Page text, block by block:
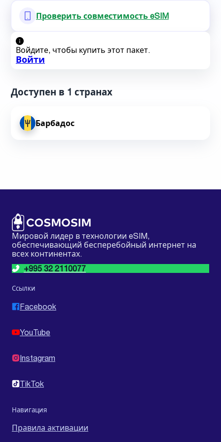
Проверить совместимость eSIM
Войдите, чтобы купить этот пакет.
Войти
Доступен в 1 странах
Барбадос
Мировой лидер в технологии eSIM,
обеспечивающий бесперебойный интернет на
всех континентах.
+995 32 2110077
Ссылки
Facebook
YouTube
Instagram
TikTok
Навигация
Правила активации